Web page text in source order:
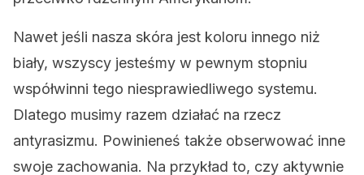
Nawet jeśli nasza skóra jest koloru innego niż
biały, wszyscy jesteśmy w pewnym stopniu
współwinni tego niesprawiedliwego systemu.
Dlatego musimy razem działać na rzecz
antyrasizmu. Powinieneś także obserwować inne
swoje zachowania. Na przykład to, czy aktywnie